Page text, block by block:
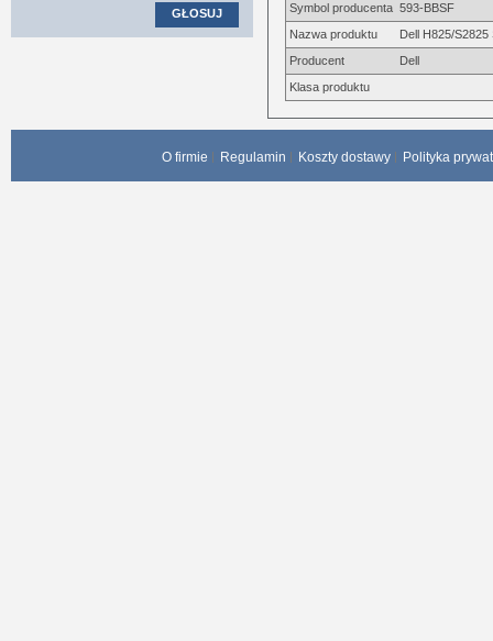
Symbol producenta 593-BBSF
Nazwa produktu
Dell H825/
Producent
Dell
Klasa produktu
GŁOSUJ
O firmie Regulamin Koszty dostawy Polityka